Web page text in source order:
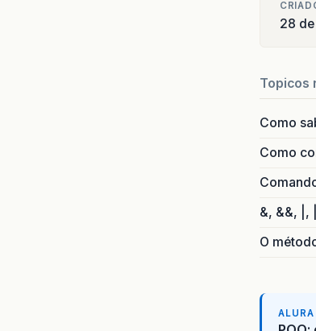
28
Topicos
Como
Como
&, &&, |,
O
ALURA